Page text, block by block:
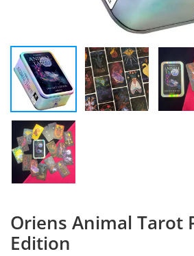
Oriens Animal Tarot
Edition